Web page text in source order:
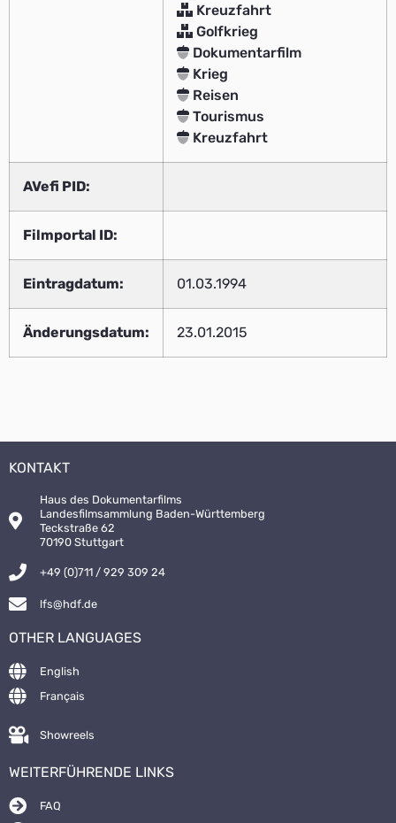
Kreuzfahrt
Golfkrieg
Dokumentarfilm
Krieg
Reisen
Tourismus
Kreuzfahrt
AVefi PID:
Filmportal ID:
Eintragdatum: 01.03.1994
Änderungsdatum: 23.01.2015
KONTAKT
Haus des Dokumentarfilms
Landesfilmsammlung Baden-Württemberg
Teckstraße 62
70190 Stuttgart
+49 (0)711 / 929 309 24
lfs@hdf.de
OTHER LANGUAGES
English
Français
Showreels
WEITERFÜHRENDE LINKS
FAQ